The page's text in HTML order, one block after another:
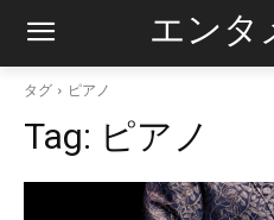
エンタ
タグ ピアノ
Tag: ピアノ